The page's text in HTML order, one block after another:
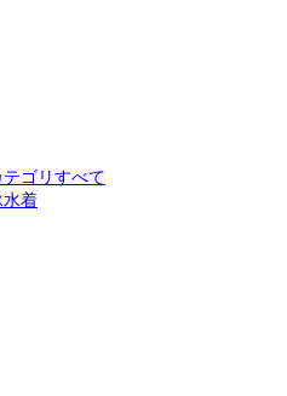
ゴリすべて
水着